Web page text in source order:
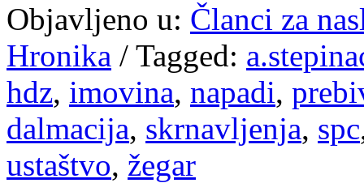
Objavljeno u: Članci za
Hronika / Tagged:
hdz, imovina, napadi,
dalmacija, skrnavljenja, spc
ustaštvo, žegar